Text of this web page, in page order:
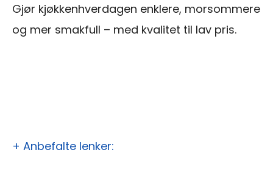
Gjør kjøkkenhverdagen enklere, morsommere
og mer smakfull – med kvalitet til lav pris.
+ Anbefalte lenker: